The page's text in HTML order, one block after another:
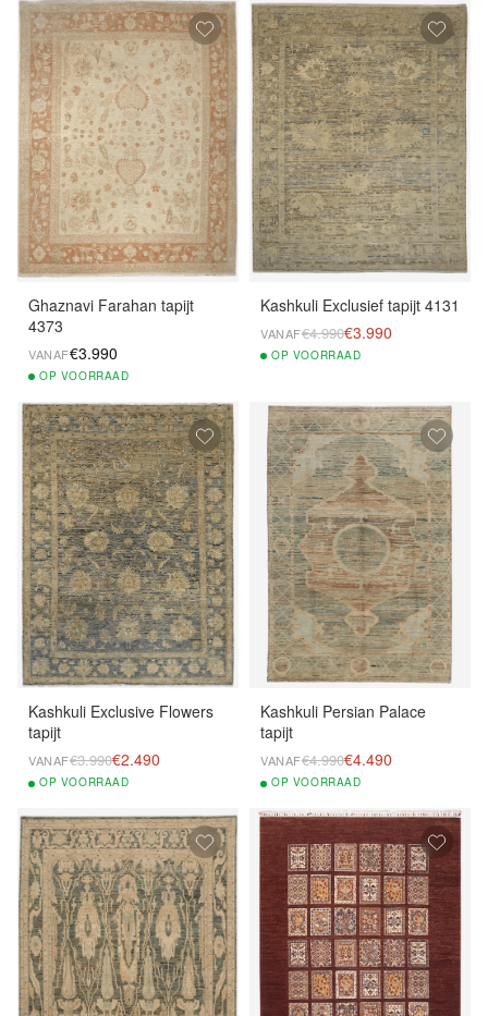
Ghaznavi Farahan tapijt
4373
VANAF€3.990
OP VOORRAAD
Kashkuli Exclusief tapijt 4131
VANAF€4.990€3.990
OP VOORRAAD
Kashkuli Exclusive Flowers
tapijt
VANAF€3.990€2.490
OP VOORRAAD
Kashkuli Persian Palace
tapijt
VANAF€4.990€4.490
OP VOORRAAD